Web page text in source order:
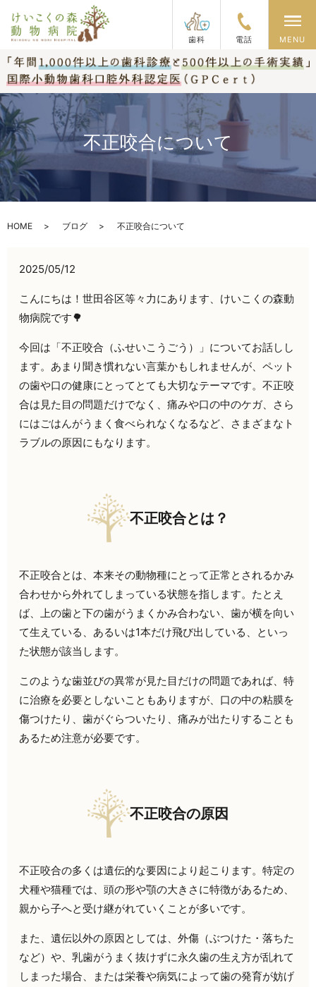
歯科 電話
メ
MENU
不正咬合について
HOME ブログ 不正咬合について
2025/05/12
こんにちは！世田谷区等々力にあります、けいこくの森動
物病院です🌳
今回は「不正咬合（ふせいこうごう）」についてお話しし
ます。あまり聞き慣れない言葉かもしれませんが、ペット
の歯や口の健康にとってとても大切なテーマです。不正咬
合は見た目の問題だけでなく、痛みや口の中のケガ、さら
にはごはんがうまく食べられなくなるなど、さまざまなト
ラブルの原因にもなります。
不正咬合とは？
不正咬合とは、本来その動物種にとって正常とされるかみ
合わせから外れてしまっている状態を指します。たとえ
ば、上の歯と下の歯がうまくかみ合わない、歯が横を向い
て生えている、あるいは1本だけ飛び出している、といっ
た状態が該当します。
このような歯並びの異常が見た目だけの問題であれば、特
に治療を必要としないこともありますが、口の中の粘膜を
傷つけたり、歯がぐらついたり、痛みが出たりすることも
あるため注意が必要です。
不正咬合の原因
不正咬合の多くは遺伝的な要因により起こります。特定の
犬種や猫種では、頭の形や顎の大きさに特徴があるため、
親から子へと受け継がれていくことが多いです。
また、遺伝以外の原因としては、外傷（ぶつけた・落ちた
など）や、乳歯がうまく抜けずに永久歯の生え方が乱れて
しまった場合、または栄養や病気によって歯の発育が妨げ